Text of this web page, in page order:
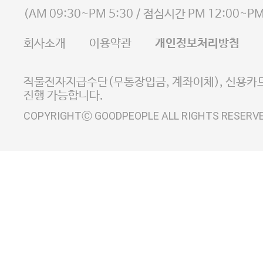
사업자등록번호 105-81-58242
E-MAIL goodpeople@gpin.co.kr
사업자정보확인
이니시스 에스크로 서비
(AM 09:30~PM 5:30 / 점심시간 PM
회사소개 이용약관 개인정보처리방침
직불전자지급수단(무통장입금, 계좌이체), 신용카
진행 가능합니다.
COPYRIGHTⒸ GOODPEOPLE ALL RIGHTS